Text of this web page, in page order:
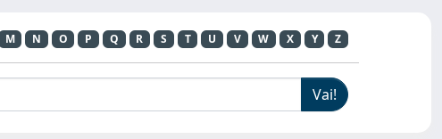
M N O P Q R S T U V W X Y Z